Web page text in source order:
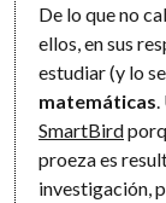
De lo que no
ellos, en sus
estudiar (y lo
matemáticas
SmartBird
proeza es
investigación,